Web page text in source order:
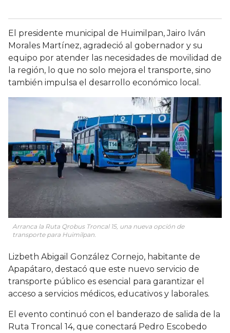
El presidente municipal de Huimilpan, Jairo Iván
Morales Martínez, agradeció al gobernador y su
equipo por atender las necesidades de movilidad de
la región, lo que no solo mejora el transporte, sino
también impulsa el desarrollo económico local.
Arranca la Ruta Qrobus Troncal 15, una nueva opción de
transporte para Huimilpan.
Lizbeth Abigail González Cornejo, habitante de
Apapátaro, destacó que este nuevo servicio de
transporte público es esencial para garantizar el
acceso a servicios médicos, educativos y laborales.
El evento continuó con el banderazo de salida de la
Ruta Troncal 14, que conectará Pedro Escobedo